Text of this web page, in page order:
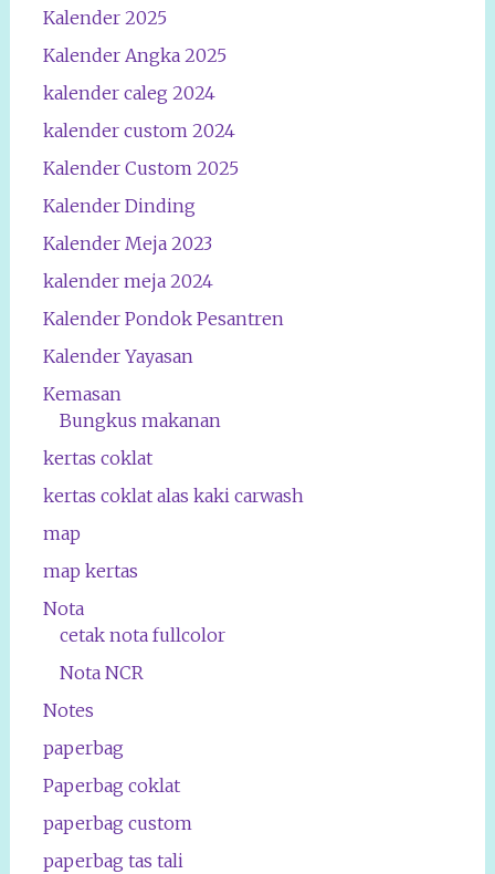
Kalender 2025
Kalender Angka 2025
kalender caleg 2024
kalender custom 2024
Kalender Custom 2025
Kalender Dinding
Kalender Meja 2023
kalender meja 2024
Kalender Pondok Pesantren
Kalender Yayasan
Kemasan
Bungkus makanan
kertas coklat
kertas coklat alas kaki carwash
map
map kertas
Nota
cetak nota fullcolor
Nota NCR
Notes
paperbag
Paperbag coklat
paperbag custom
paperbag tas tali